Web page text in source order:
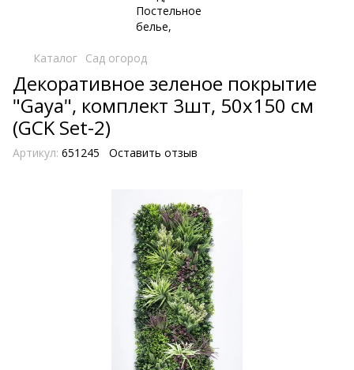
Каталог Сад огород
Декоративное зеленое покрытие
"Gaya", комплект 3шт, 50х150 см
(GCK Set-2)
Артикул: 651245 Оставить отзыв